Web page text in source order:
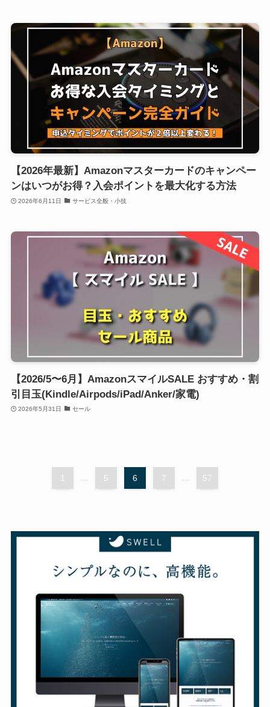
【2026年最新】Amazonマスターカードのキャンペー
ンはいつがお得？入会ポイントを最大化する方法
2026年6月11日 サービス全般・小技
【2026/5〜6月】AmazonスマイルSALE おすすめ・割
引目玉(Kindle/Airpods/iPad/Anker/家電)
2026年5月31日 セール
1 5 6 7 57